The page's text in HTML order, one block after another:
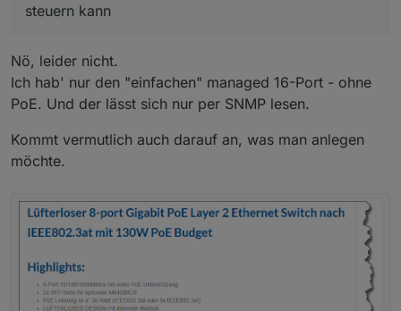
steuern kann
Nö, leider nicht.
Ich hab' nur den "einfachen" managed 16-Port - ohne
PoE. Und der lässt sich nur per SNMP lesen.
Kommt vermutlich auch darauf an, was man anlegen
möchte.